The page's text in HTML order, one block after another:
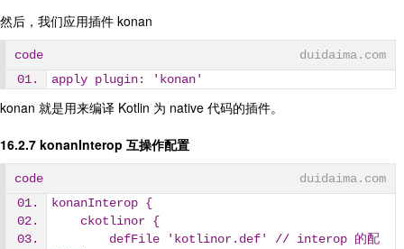
然后，我们应用插件 konan
code
duidaima.com
apply plugin: 'konan'
konan 就是用来编译 Kotlin 为 native 代码的插件。
16.2.7 konanInterop 互操作配置
code
duidaima.com
konanInterop {
    ckotlinor {